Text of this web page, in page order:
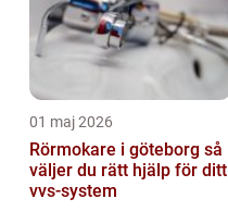
01 maj 2026
Rörmokare i göteborg så
väljer du rätt hjälp för ditt
vvs-system